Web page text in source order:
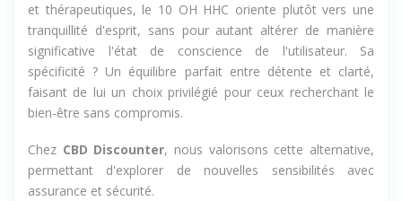
et thérapeutiques, le 10 OH HHC oriente plutôt vers une
tranquillité d'esprit, sans pour autant altérer de manière
significative l'état de conscience de l'utilisateur. Sa
spécificité ? Un équilibre parfait entre détente et clarté,
faisant de lui un choix privilégié pour ceux recherchant le
bien-être sans compromis.
Chez CBD Discounter, nous valorisons cette alternative,
permettant d'explorer de nouvelles sensibilités avec
assurance et sécurité.